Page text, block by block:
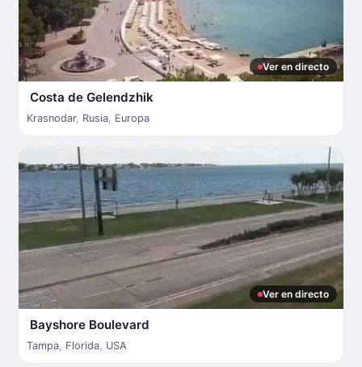
Ver en directo
Costa de Gelendzhik
Krasnodar, Rusia, Europa
Ver en directo
Bayshore Boulevard
Tampa, Florida, USA